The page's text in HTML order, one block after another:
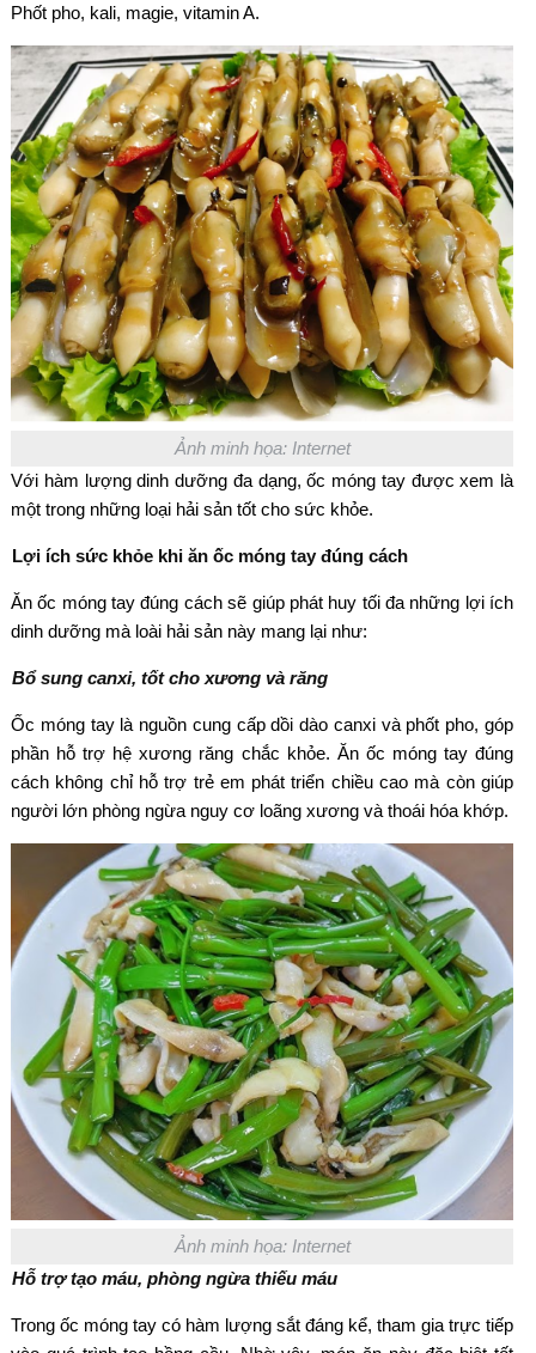
Phốt pho, kali, magie, vitamin A.
Ảnh minh họa: Internet
Với hàm lượng dinh dưỡng đa dạng, ốc móng tay được xem là
một trong những loại hải sản tốt cho sức khỏe.
Lợi ích sức khỏe khi ăn ốc móng tay đúng cách
Ănốc móng tayđúng cách sẽ giúp phát huy tối đa những lợi ích
dinh dưỡng mà loài hải sản này mang lại như:
Bổ sung canxi, tốt cho xương và răng
Ốc móng tay là nguồn cung cấp dồi dào canxi và phốt pho, góp
phần hỗ trợ hệ xương răng chắc khỏe. Ăn ốc móng tayđúng
cách không chỉ hỗ trợ trẻ em phát triển chiều cao mà còn giúp
người lớn phòng ngừa nguy cơ loãng xương và thoái hóa khớp.
Ảnh minh họa: Internet
Hỗ trợ tạo máu, phòng ngừa thiếu máu
Trong ốc móng tay có hàm lượng sắt đáng kể, tham gia trực tiếp